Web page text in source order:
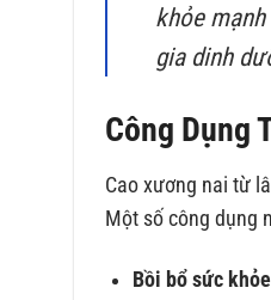
khỏe
gia dinh
Công Dụng
Cao xương nai từ
Một số công dụng
Bồi bổ sức